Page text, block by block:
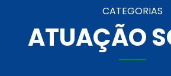
CATEGORIAS
ATUAÇÃO